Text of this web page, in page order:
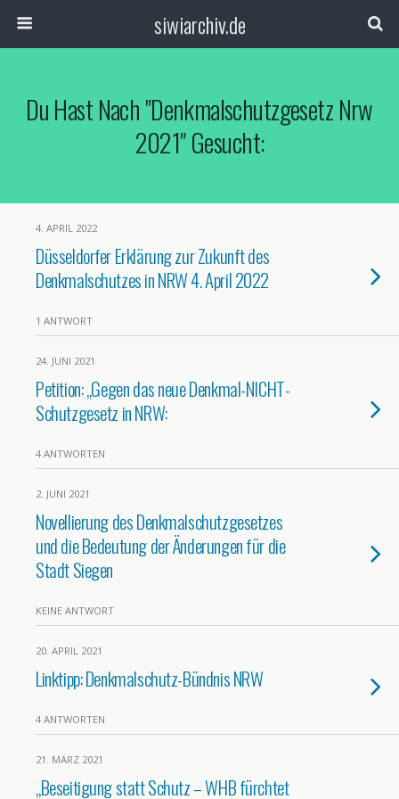
siwiarchiv.de
Du Hast Nach "denkmalschutzgesetz Nrw
2021" Gesucht:
4. APRIL 2022
Düsseldorfer Erklärung zur Zukunft des
Denkmalschutzes in NRW 4. April 2022
1 ANTWORT
24. JUNI 2021
Petition: „Gegen das neue Denkmal-NICHT-
Schutzgesetz in NRW:
4 ANTWORTEN
2. JUNI 2021
Novellierung des Denkmalschutzgesetzes
und die Bedeutung der Änderungen für die
Stadt Siegen
KEINE ANTWORT
20. APRIL 2021
Linktipp: Denkmalschutz-Bündnis NRW
4 ANTWORTEN
21. MÄRZ 2021
„Beseitigung statt Schutz – WHB fürchtet